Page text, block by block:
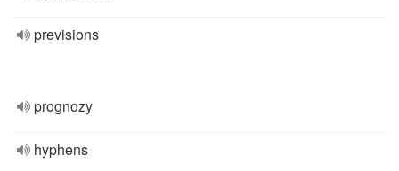
previsions
prognozy
hyphens